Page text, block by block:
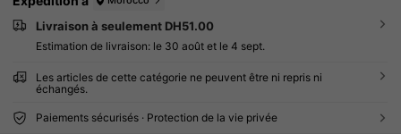
Livraison à seulement DH51.00
Estimation de livraison: le 30 août et le 4 sept.
Les articles de cette catégorie ne peuvent être ni repris ni
échangés.
Paiements sécurisés · Protection de la vie privée